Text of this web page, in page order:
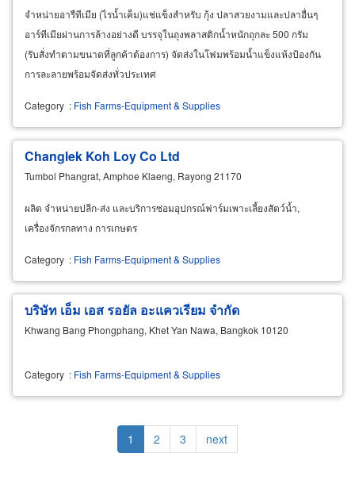
จำหน่ายอารืทีเมีย (ไรน้ำเค็ม)แช่แข็งสำหรับ กุ้ง ปลาสวยงามและปลาอื่นๆ
อาร์ทีเมียผ่านการล้างอย่างดี บรรจุในถุงพลาสติกน้ำหนักถุกละ 500 กรัม
(รับสั่งทำตามขนาดที่ลูกค้าต้องการ) จัดส่งในโฟมพร้อมน้ำแข็งแห้งป้องกัน
การละลายพร้อมจัดส่งทั่วประเทศ
Category : Fish Farms-Equipment & Supplies
Changlek Koh Loy Co Ltd
Tumbol Phangrat, Amphoe Klaeng, Rayong 21170
ผลิต จำหน่ายปลีก-ส่ง และบริการซ่อมอุปกรณ์ฟาร์มเพาะเลี้ยงสัตว์น้ำ,
เครื่องจักรกลทาง การเกษตร
Category : Fish Farms-Equipment & Supplies
บริษัท เอ็ม เอส รอยัล อะแควเรียม จำกัด
Khwang Bang Phongphang, Khet Yan Nawa, Bangkok 10120
Category : Fish Farms-Equipment & Supplies
Current
page
1 Page
2 Page
3
Next
page
next